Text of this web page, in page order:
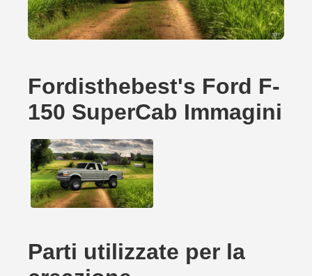
Fordisthebest's Ford F-
150 SuperCab Immagini
Parti utilizzate per la